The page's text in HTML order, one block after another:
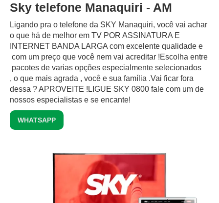
Sky telefone Manaquiri - AM
Ligando pra o telefone da SKY Manaquiri, você vai achar
o que há de melhor em TV POR ASSINATURA E
INTERNET BANDA LARGA com excelente qualidade e
com um preço que você nem vai acreditar !Escolha entre
pacotes de varias opções especialmente selecionados
, o que mais agrada , você e sua família .Vai ficar fora
dessa ? APROVEITE !LIGUE SKY 0800 fale com um de
nossos especialistas e se encante!
WHATSAPP